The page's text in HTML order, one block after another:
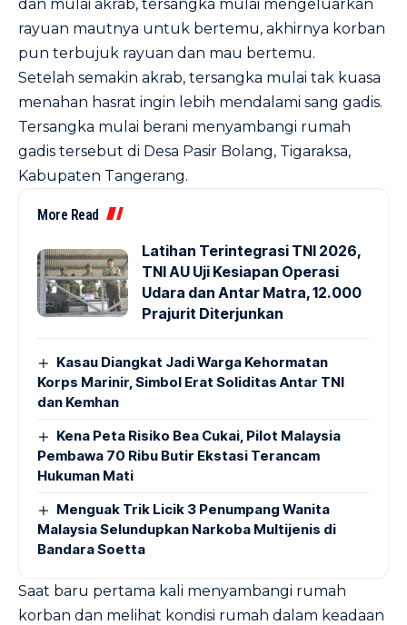
dan mulai akrab, tersangka mulai mengeluarkan
rayuan mautnya untuk bertemu, akhirnya korban
pun terbujuk rayuan dan mau bertemu.
Setelah semakin akrab, tersangka mulai tak kuasa
menahan hasrat ingin lebih mendalami sang gadis.
Tersangka mulai berani menyambangi rumah
gadis tersebut di Desa Pasir Bolang, Tigaraksa,
Kabupaten Tangerang.
More Read
Latihan Terintegrasi TNI 2026,
TNI AU Uji Kesiapan Operasi
Udara dan Antar Matra, 12.000
Prajurit Diterjunkan
Kasau Diangkat Jadi Warga Kehormatan
Korps Marinir, Simbol Erat Soliditas Antar TNI
dan Kemhan
Kena Peta Risiko Bea Cukai, Pilot Malaysia
Pembawa 70 Ribu Butir Ekstasi Terancam
Hukuman Mati
Menguak Trik Licik 3 Penumpang Wanita
Malaysia Selundupkan Narkoba Multijenis di
Bandara Soetta
Saat baru pertama kali menyambangi rumah
korban dan melihat kondisi rumah dalam keadaan